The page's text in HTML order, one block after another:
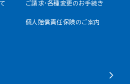
ご請求・各種変更のお手続き
個人賠償責任保険のご案内